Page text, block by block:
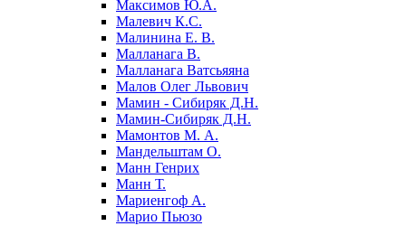
Максимов Ю.А.
Малевич К.С.
Малинина Е. В.
Малланага В.
Малланага Ватсьяяна
Малов Олег Львович
Мамин - Сибиряк Д.Н.
Мамин-Сибиряк Д.Н.
Мамонтов М. А.
Мандельштам О.
Манн Генрих
Манн Т.
Мариенгоф А.
Марио Пьюзо